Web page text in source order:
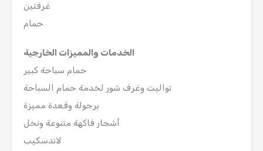
غرفتين
حمام
الخدمات والمميزات الخارجية
حمام سباحة كبير
تواليت وغرف شور لخدمة حمام السباحة
برجولة وقعدة مميزة
أشجار فاكهة متنوعة ونخل
لاندسكيب